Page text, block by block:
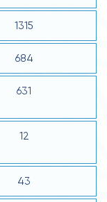
1315
684
631
12
43